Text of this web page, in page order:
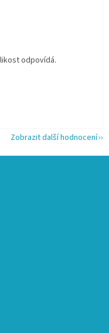
hvězdiček.
odpovídá.
hvězdiček.
Zobrazit další hodnocení